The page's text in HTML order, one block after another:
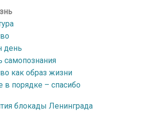
день
самопознания
как образ жизни
в порядке – спасибо
блокады Ленинграда